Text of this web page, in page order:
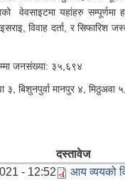
वेवसाइटमा यहांहरु सम्पूर्णमा
विवाह दर्ता, र
जनसंख्या: ३५,६९४
मानपुर ४, मिठुअवा
दस्तावेज
- 12:52 आय व्ययको